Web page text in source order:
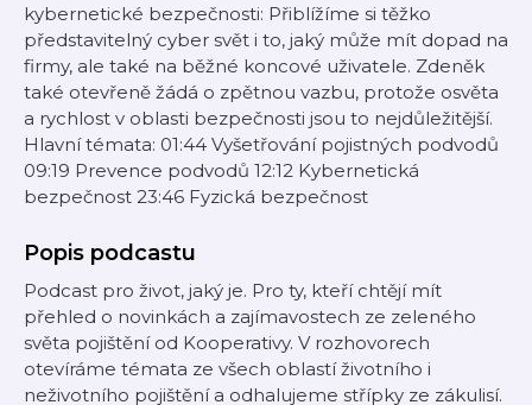
kybernetické bezpečnosti: Přiblížíme si těžko
představitelný cyber svět i to, jaký může mít dopad na
firmy, ale také na běžné koncové uživatele. Zdeněk
také otevřeně žádá o zpětnou vazbu, protože osvěta
a rychlost v oblasti bezpečnosti jsou to nejdůležitější.
Hlavní témata: 01:44 Vyšetřování pojistných podvodů
09:19 Prevence podvodů 12:12 Kybernetická
bezpečnost 23:46 Fyzická bezpečnost
Popis podcastu
Podcast pro život, jaký je. Pro ty, kteří chtějí mít
přehled o novinkách a zajímavostech ze zeleného
světa pojištění od Kooperativy. V rozhovorech
otevíráme témata ze všech oblastí životního i
neživotního pojištění a odhalujeme střípky ze zákulisí.